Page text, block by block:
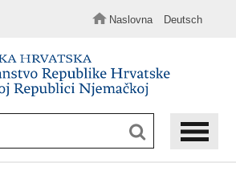
Naslovna Deutsch